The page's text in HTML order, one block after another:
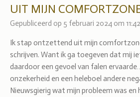
hoofdinhoud
UIT MIJN
Gepubliceerd op 5 februari 2024 om 11:42
Ik stap ontzettend uit mijn
schrijven. Want ik ga toegeven dat mij
daardoor een gevoel van falen
onzekerheid en een heleboel andere
Nieuwsgierig wat mijn probleem was en